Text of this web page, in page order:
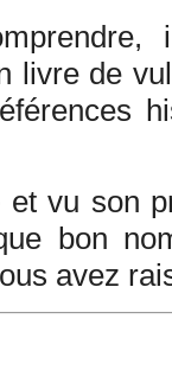
livre de
et vu son
bon
avez